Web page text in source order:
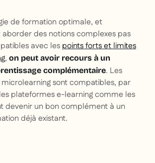
de formation optimale, et
des notions complexes pas
avec les points forts et limites
, on peut avoir recours à un
complémentaire. Les
sont compatibles, par
plateformes e-learning comme les
devenir un bon complément à un
déjà existant.